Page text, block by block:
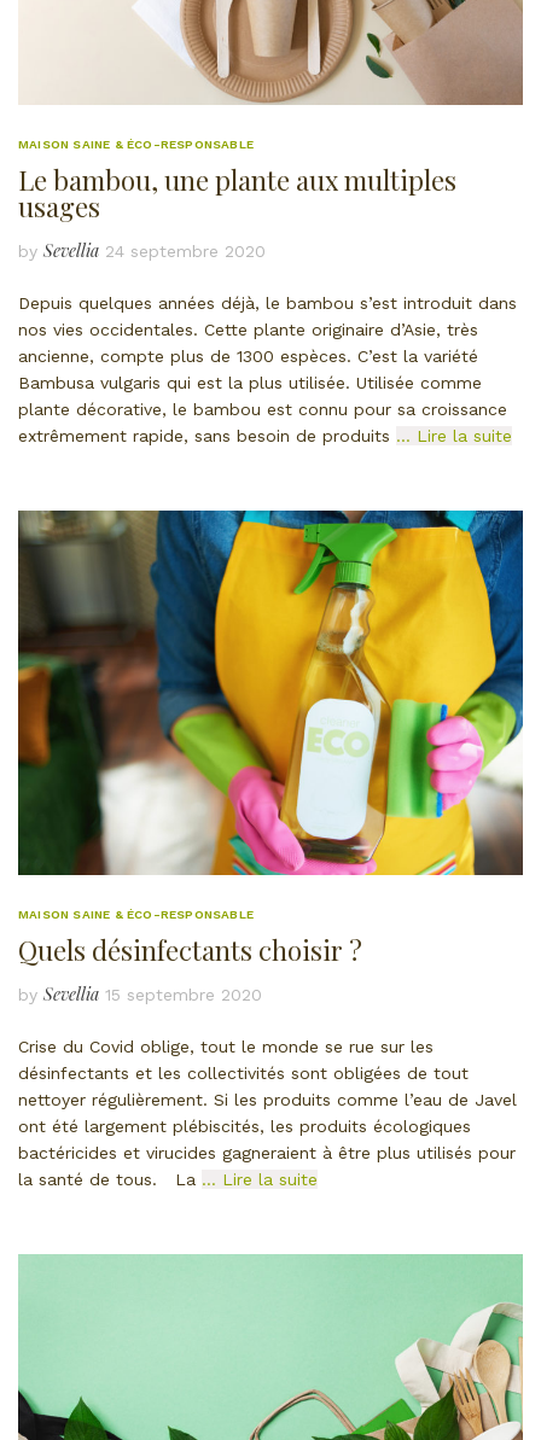
MAISON SAINE & ÉCO-RESPONSABLE
Le bambou, une plante aux multiples
usages
by Sevellia 24 septembre 2020
Depuis quelques années déjà, le bambou s’est introduit dans
nos vies occidentales. Cette plante originaire d’Asie, très
ancienne, compte plus de 1300 espèces. C’est la variété
Bambusa vulgaris qui est la plus utilisée. Utilisée comme
plante décorative, le bambou est connu pour sa croissance
extrêmement rapide, sans besoin de produits … Lire la suite
MAISON SAINE & ÉCO-RESPONSABLE
Quels désinfectants choisir ?
by Sevellia 15 septembre 2020
Crise du Covid oblige, tout le monde se rue sur les
désinfectants et les collectivités sont obligées de tout
nettoyer régulièrement. Si les produits comme l’eau de Javel
ont été largement plébiscités, les produits écologiques
bactéricides et virucides gagneraient à être plus utilisés pour
la santé de tous. La … Lire la suite